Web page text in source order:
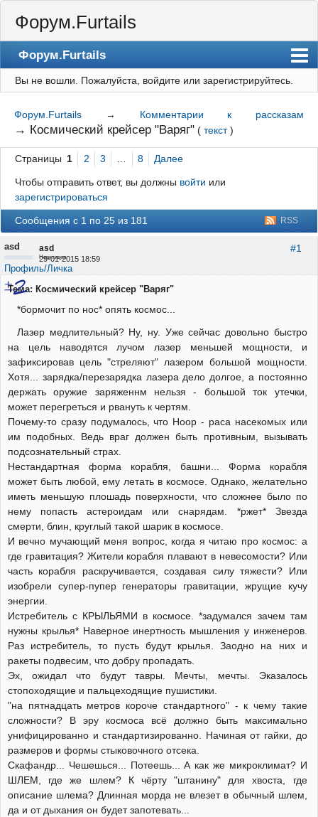
Форум.Furtails
Форум.Furtails
На сайт
Форум
Регистрация
Вход
Вы не вошли. Пожалуйста, войдите или зарегистрируйтесь.
Форум.Furtails → Комментарии к рассказам
→ Космический крейсер "Варяг" (текст)
Страницы 1 2 3 … 8 Далее
Чтобы отправить ответ, вы должны войти или
зарегистрироваться
RSS
Сообщения с 1 по 25 из 181
#1
asd
29-01-2015 18:59
asd
Неактивен
Профиль/Личка
Тема: Космический крейсер "Варяг"
*бормочит по нос* опять космос...
Лазер медлительный? Ну, ну. Уже сейчас довольно быстро
на цель наводятся лучом лазер меньшей мощности, и
зафиксировав цель "стреляют" лазером большой мощности.
Хотя... зарядка/перезарядка лазера дело долгое, а постоянно
держать оружие заряженнм нельзя - большой ток утечки,
может перегреться и рвануть к чертям.
Почему-то сразу подумалось, что Ноор - раса насекомых или
им подобных. Ведь враг должен быть противным, вызывать
подсознательный страх.
Нестандартная форма корабля, башни... Форма корабля
может быть любой, ему летать в космосе. Однако, желательно
иметь меньшую плошадь поверхности, что сложнее было по
нему попасть астероидам или снарядам. *ржет* Звезда
смерти, блин, круглый такой шарик в космосе.
И вечно мучающий меня вопрос, когда я читаю про космос: а
где гравитация? Жители корабля плавают в невесомости? Или
часть корабля раскручивается, создавая силу тяжести? Или
изобрели супер-пупер генераторы гравитации, жрущие кучу
энергии.
Истребитель с КРЫЛЬЯМИ в космосе. *задумался зачем там
нужны крылья* Наверное инертность мышления у инженеров.
Раз истребитель, то пусть будут крылья. Заодно на них и
ракеты подвесим, что добру пропадать.
Эх, ожидал что будут тавры. Мечты, мечты. Эказалось
стопоходящие и пальцеходящие пушистики.
"на пятнадцать метров короче стандартного" - к чему такие
сложности? В эру космоса всё должно быть максимально
унифицированно и стандартизированно. Начиная от гайки, до
размеров и формы стыковочного отсека.
Скафандр... Чешешься... Потеешь... А как же микроклимат? И
ШЛЕМ, где же шлем? К чёрту "штанину" для хвоста, где
описание шлема? Длинная морда не влезет в обычный шлем,
да и от дыхания он будет запотевать...